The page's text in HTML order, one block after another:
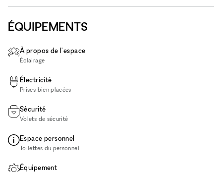
ÉQUIPEMENTS
À propos de l'espace
Éclairage
Électricité
Prises bien placées
Sécurité
Volets de sécurité
Espace personnel
Toilettes du personnel
Équipement